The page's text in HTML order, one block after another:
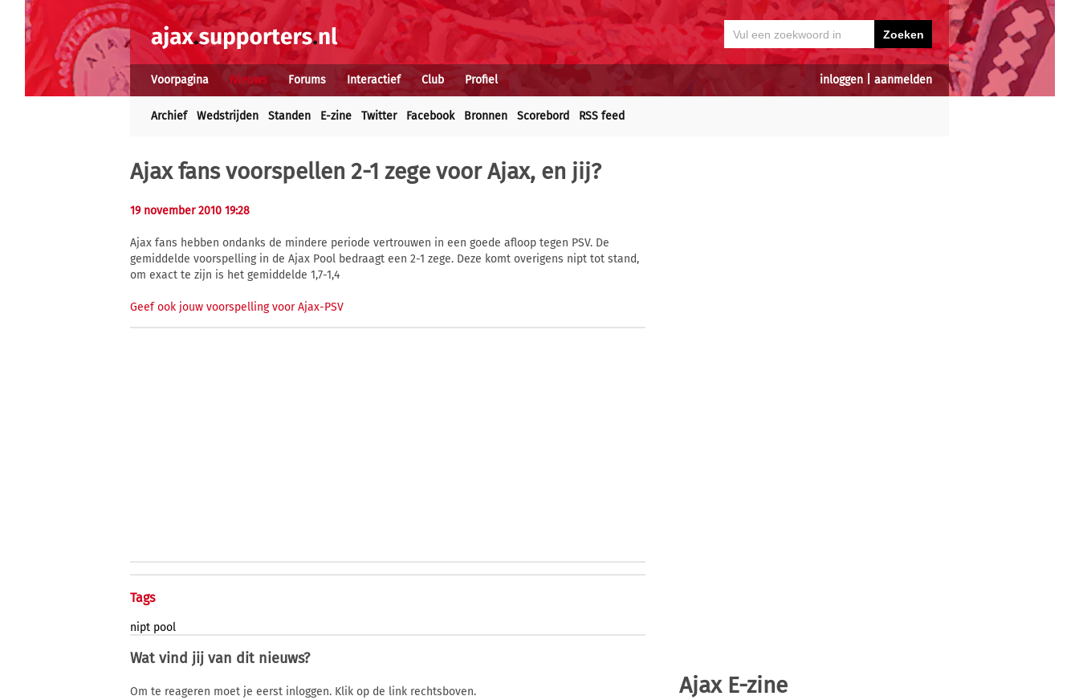
inloggen aanmelden
Voorpagina Nieuws Forums Interactief Club Profiel
Archief Wedstrijden Standen E-zine Twitter Facebook Bronnen Scorebord RSS feed
Ajax fans voorspellen 2-1 zege voor Ajax, en jij?
19 november 2010 19:28
Ajax fans hebben ondanks de mindere periode vertrouwen in een goede afloop tegen PSV. De
gemiddelde voorspelling in de Ajax Pool bedraagt een 2-1 zege. Deze komt overigens nipt tot stand,
om exact te zijn is het gemiddelde 1,7-1,4
Geef ook jouw voorspelling voor Ajax-PSV
Tags
nipt pool
Wat vind jij van dit nieuws?
Om te reageren moet je eerst inloggen. Klik op de link rechtsboven. Ajax E-zine